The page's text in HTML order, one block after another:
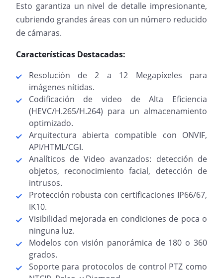
Esto garantiza un nivel de detalle impresionante,
cubriendo grandes áreas con un número reducido
de cámaras.
Características Destacadas:
Resolución de 2 a 12 Megapíxeles para
imágenes nítidas.
Codificación de video de Alta Eficiencia
(HEVC/H.265/H.264) para un almacenamiento
optimizado.
Arquitectura abierta compatible con ONVIF,
API/HTML/CGI.
Analíticos de Video avanzados: detección de
objetos, reconocimiento facial, detección de
intrusos.
Protección robusta con certificaciones IP66/67,
IK10.
Visibilidad mejorada en condiciones de poca o
ninguna luz.
Modelos con visión panorámica de 180 o 360
grados.
Soporte para protocolos de control PTZ como